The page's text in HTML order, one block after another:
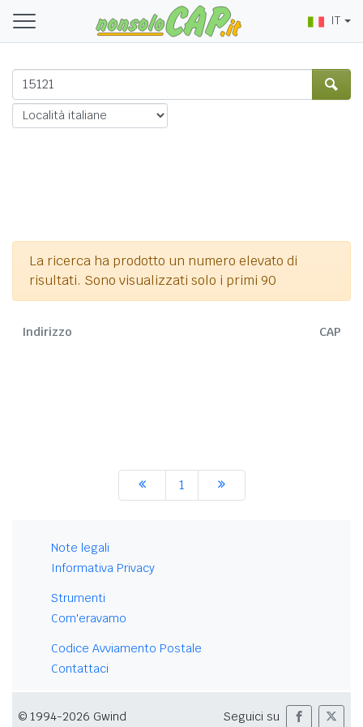
IT
La ricerca ha prodotto un numero elevato di
risultati. Sono visualizzati solo i primi 90
Indirizzo CAP
1
Note legali
Informativa Privacy
Strumenti
Com'eravamo
Codice Avviamento Postale
Contattaci
© 1994-2026 Gwind Seguici su